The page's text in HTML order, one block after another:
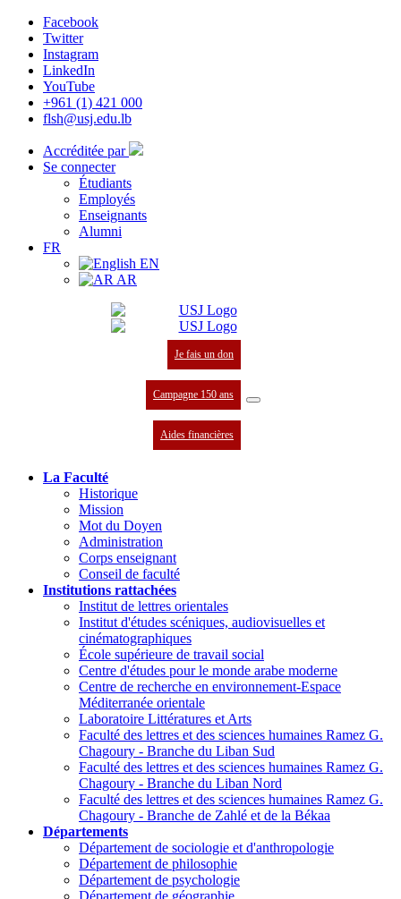
Facebook
Twitter
Instagram
LinkedIn
YouTube
+961 (1) 421 000
flsh@usj.edu.lb
Accréditée par
Se connecter
Étudiants
Employés
Enseignants
Alumni
FR
EN
AR
Je fais un don
Campagne 150 ans
Aides financières
La Faculté
Historique
Mission
Mot du Doyen
Administration
Corps enseignant
Conseil de faculté
Institutions rattachées
Institut de lettres orientales
Institut d'études scéniques, audiovisuelles et
cinématographiques
École supérieure de travail social
Centre d'études pour le monde arabe moderne
Centre de recherche en environnement-Espace
Méditerranée orientale
Laboratoire Littératures et Arts
Faculté des lettres et des sciences humaines Ramez G.
Chagoury - Branche du Liban Sud
Faculté des lettres et des sciences humaines Ramez G.
Chagoury - Branche du Liban Nord
Faculté des lettres et des sciences humaines Ramez G.
Chagoury - Branche de Zahlé et de la Békaa
Départements
Département de sociologie et d'anthropologie
Département de philosophie
Département de psychologie
Département de géographie